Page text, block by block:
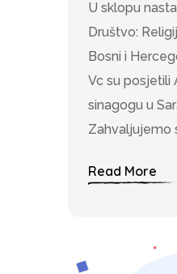
U sklopu
Društvo:
Bosni i
Vc su posjetili
sinagogu u
Zahvaljujemo
Read More